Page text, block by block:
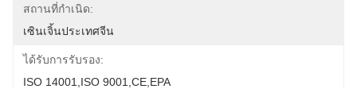
สถานที่กำเนิด:
เซินเจิ้นประเทศจีน
ได้รับการรับรอง:
ISO 14001,ISO 9001,CE,EPA